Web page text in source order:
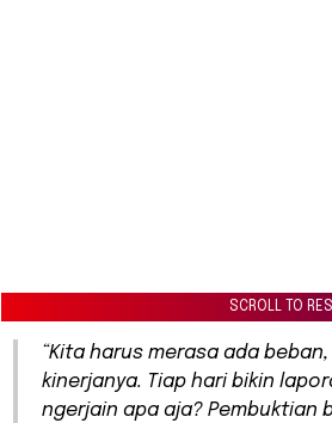
SCROLL TO
“Kita harus merasa ada
kinerjanya. Tiap hari bikin
ngerjain apa aja? Pembuktian